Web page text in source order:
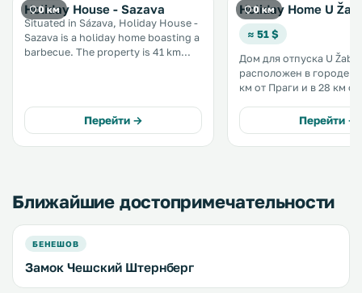
0 км
Holiday House - Sazava
Situated in Sázava, Holiday House -
Sazava is a holiday home boasting a
barbecue. The property is 41 km
Перейти →
0 км
Holiday Home U
≈ 51 $
Дом для отпуска U
расположен в городе
км от Праги и в 28 км
духовкой,
тостером и чайником. В числе
прочих удобств
Перейти →
Ближайшие достопримечательности
БЕНЕШОВ
Замок Чешский Штернберг